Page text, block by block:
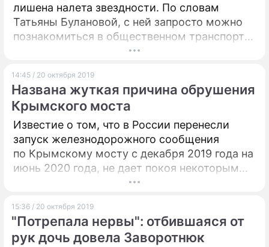
лишена налета звездности. По словам
Татьяны Булановой, с ней запросто можно
познакомиться в общественном транспорте
или в очереди у прилавка.
14:45 / 20 октября 2019
Названа жуткая причина обрушения
Крымского моста
Известие о том, что в России перенесли
запуск железнодорожного сообщения
по Крымскому мосту с декабря 2019 года на
июнь 2020 года, не дает покоя некоторым
украинским СМИ. Журналисты не упускают
"сенсацию", приправив все это
комментариями экспертов для пущей
убедительности.
15:36 / 20 октября 2019
"Потрепала нервы": отбившаяся от
рук дочь довела Заворотнюк